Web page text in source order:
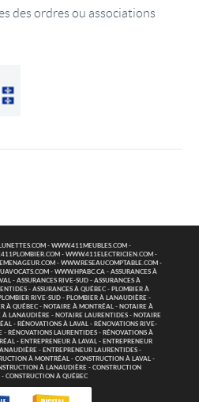
des ordres ou associations
- WWW.411MEUBLES.COM -
- WWW.411ELECTRICIEN.COM -
- WWW.RESEAUCOMPTABLE.COM -
- WWW.HPABC.CA - ASSURANCES À
- ASSURANCES RIVE-SUD - ASSURANCES À
- ASSURANCES À QUÉBEC - PLOMBIER À
RIVE-SUD - PLOMBIER À LANAUDIÈRE -
À QUÉBEC - NOTAIRE À MONTRÉAL - NOTAIRE À
À LANAUDIÈRE- NOTAIRE LAURENTIDES- NOTAIRE
- RÉNOVATIONS À LAVAL - RÉNOVATIONS RIVE-
- RÉNOVATIONS LAURENTIDES - RÉNOVATIONS À
- ENTREPRENEUR À LAVAL - ENTREPRENEUR
- ENTREPRENEUR LAURENTIDES -
À MONTRÉAL - CONSTRUCTION À LAVAL
-
À LANAUDIÈRE - CONSTRUCTION
- CONSTRUCTION À QUÉBEC